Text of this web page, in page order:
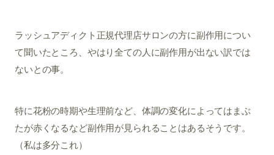
ラッシュアディクト正規代理店サロンの方に副作用につい
て聞いたところ、やはり全ての人に副作用が出ない訳では
ないとの事。
特に花粉の時期や生理前など、体調の変化によってはまぶ
たが赤くなるなど副作用が見られることはあるそうです。
（私は多分これ）